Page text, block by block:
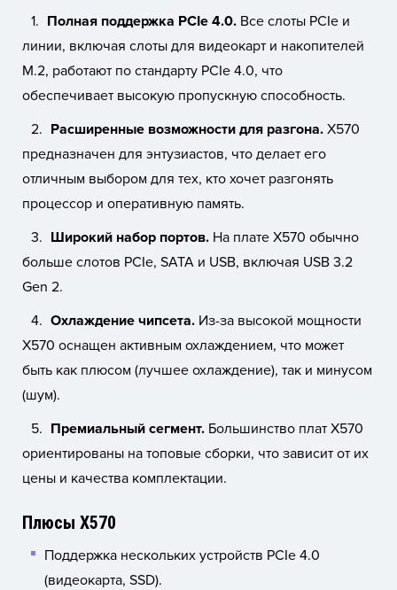
Полная поддержка PCIe 4.0. Все слоты PCIe и
линии, включая слоты для видеокарт и накопителей
M.2, работают по стандарту PCIe 4.0, что
обеспечивает высокую пропускную способность.
Расширенные возможности для разгона. X570
предназначен для энтузиастов, что делает его
отличным выбором для тех, кто хочет разгонять
процессор и оперативную память.
Широкий набор портов. На плате X570 обычно
больше слотов PCIe, SATA и USB, включая USB 3.2
Gen 2.
Охлаждение чипсета. Из-за высокой мощности
X570 оснащен активным охлаждением, что может
быть как плюсом (лучшее охлаждение), так и минусом
(шум).
Премиальный сегмент. Большинство плат X570
ориентированы на топовые сборки, что зависит от их
цены и качества комплектации.
Плюсы X570
Поддержка нескольких устройств PCIe 4.0
(видеокарта, SSD).